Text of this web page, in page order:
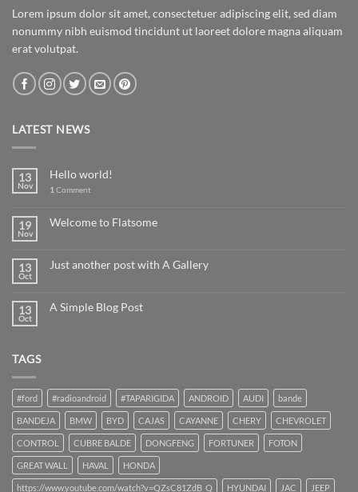
Lorem ipsum dolor sit amet, consectetuer adipiscing elit, sed diam
nonummy nibh euismod tincidunt ut laoreet dolore magna aliquam
erat volutpat.
LATEST NEWS
13
Nov
Hello world!
1 Comment
19
Nov
Welcome to Flatsome
13
Oct
Just another post with A Gallery
13
Oct
A Simple Blog Post
TAGS
#ford #radioandroid #TAPARIGIDA ANDROID AUDI bande
BANDEJA BMW BYD CAJAS CAYANNE CHERY CHEVROLET
CONTROL CUBRE BALDE DONGFENG FORTUNER FOTON
GREAT WALL HAVAL HONDA
https://www.youtube.com/watch?v=QZsC81ZdB_Q HYUNDAI JAC JEEP